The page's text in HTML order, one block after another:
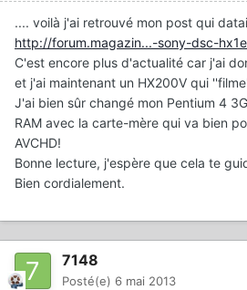
.... voilà j'ai retrouvé mon post qui
http://forum.magazin...-sony-dsc-
C'est encore plus d'actualité car j'ai
et j'ai maintenant un HX200V qui
J'ai bien sûr changé mon Pentium 4
RAM avec la carte-mère qui va bien
AVCHD!
Bonne lecture, j'espère que cela te
Bien cordialement.
7148
Posté(e) 6 mai 2013